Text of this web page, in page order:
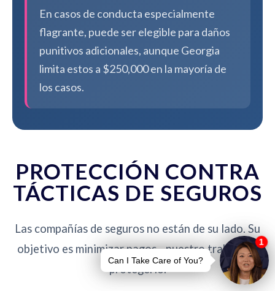
En casos de conducta especialmente
flagrante, puede ser elegible para daños
punitivos adicionales, aunque Georgia
limita estos a $250,000 en la mayoría de
los casos.
PROTECCIÓN CONTRA
TÁCTICAS DE SEGUROS
Las compañías de seguros no están de su lado. Su
objetivo es minimizar pagos - nuestro trabajo es
protegerlo.